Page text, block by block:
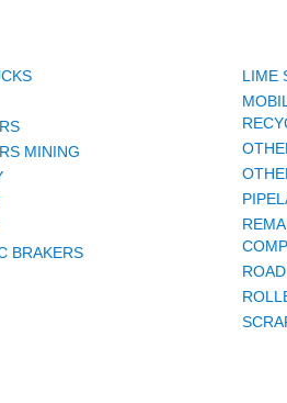
MINING
BRAKERS
LIME